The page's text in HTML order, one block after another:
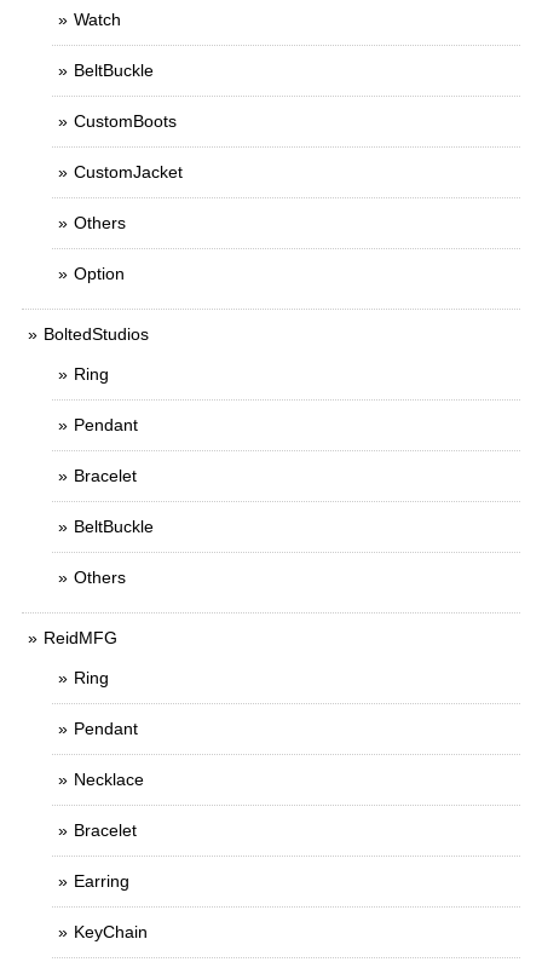
Watch
BeltBuckle
CustomBoots
CustomJacket
Others
Option
BoltedStudios
Ring
Pendant
Bracelet
BeltBuckle
Others
ReidMFG
Ring
Pendant
Necklace
Bracelet
Earring
KeyChain